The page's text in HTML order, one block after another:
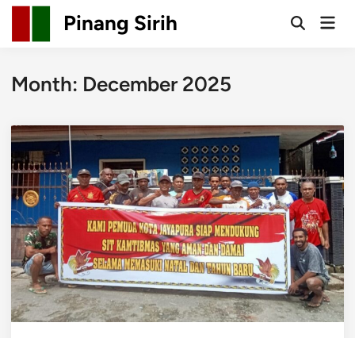
Skip
content
Pinang Sirih
OpenMain
Month: December 2025